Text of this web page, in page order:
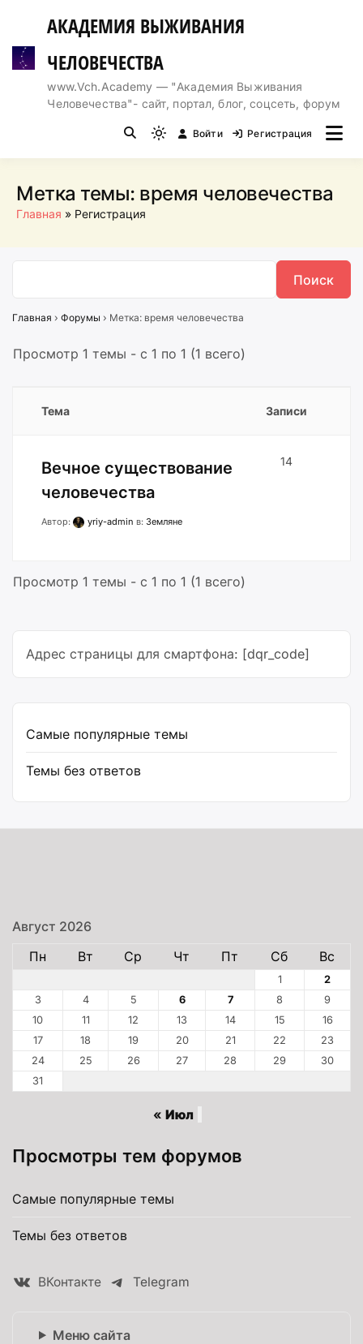
содержимому
АКАДЕМИЯ ВЫЖИВАНИЯ
ЧЕЛОВЕЧЕСТВА
www.Vch.Academy — "Академия Выживания
Человечества"- сайт, портал, блог, соцсеть, форум
Light
mode
to
Войти Регистрация
Метка темы: время человечества
Главная Регистрация
Главная › Форумы › Метка: время человечества
Просмотр 1 темы - с 1 по 1 (1 всего)
Тема Записи
Вечное существование
человечества
Автор: yriy-admin в: Земляне
14
Просмотр 1 темы - с 1 по 1 (1 всего)
Адрес страницы для смартфона: [dqr_code]
Самые популярные темы
Темы без ответов
Август 2026
Пн
Вт Ср Чт Пт Сб Вс
1
2
3
4 5 6 7 8
9
10
11 12 13 14 15
16
17
18 19 20 21 22
23
24
25 26 27 28 29
30
31
« Июл
Просмотры тем форумов
Самые популярные темы
Темы без ответов
ВКонтакте Telegram
Меню сайта